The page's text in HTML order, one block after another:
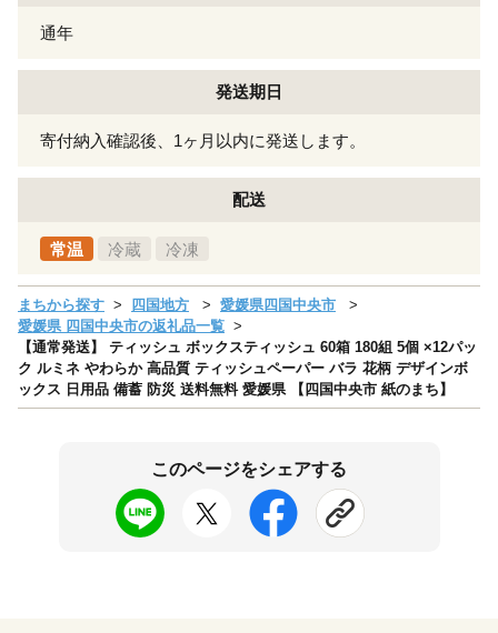
通年
発送期日
寄付納入確認後、1ヶ月以内に発送します。
配送
常温 冷蔵 冷凍
まちから探す 四国地方
愛媛県四国中央市
愛媛県 四国中央市の返礼品一覧
【通常発送】 ティッシュ ボックスティッシュ 60箱 180組 5個 ×12パッ
ク ルミネ やわらか 高品質 ティッシュペーパー バラ 花柄 デザインボ
ックス 日用品 備蓄 防災 送料無料 愛媛県 【四国中央市 紙のまち】
このページをシェアする